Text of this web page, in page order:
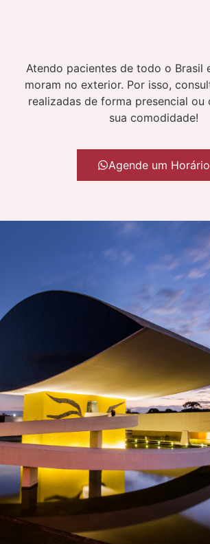
Atendo pacientes de todo o Brasil
moram no exterior. Por isso,
realizadas de forma presencial ou
sua comodidade!
Agende um Horário